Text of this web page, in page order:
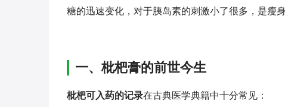
糖的迅速变化，对于胰岛素的刺激小了很多，是瘦
一、枇杷膏的前世今生
枇杷可入药的记录在古典医学典籍中十分常见：